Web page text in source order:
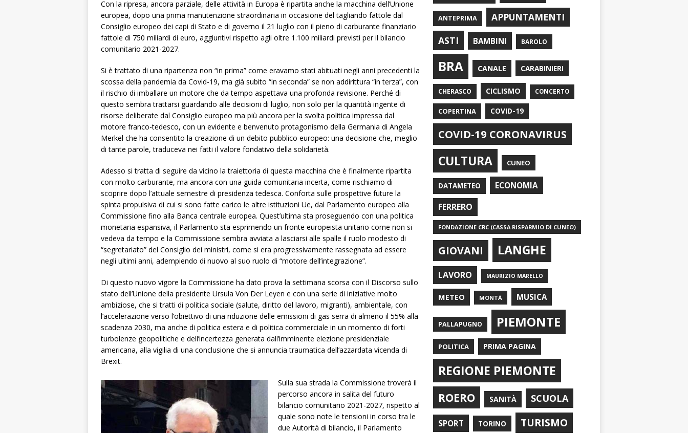
Con la ripresa, ancora parziale, delle attività in Europa è ripartita anche la macchina dell’Unione
europea, dopo una prima manutenzione straordinaria in occasione del tagliando fattole dal
Consiglio europeo dei capi di Stato e di governo il 21 luglio con il pieno di carburante finanziario
fattole di 750 miliardi di euro, aggiuntivi rispetto agli oltre 1.100 miliardi previsti per il bilancio
comunitario 2021-2027.
Si è trattato di una ripartenza non “in prima” come eravamo stati abituati negli anni precedenti la
scossa della pandemia da Covid-19, ma già subito “in seconda” se non addirittura “in terza”, con
il rischio di imballare un motore che da tempo aspettava una profonda revisione. Perché di
questo sembra trattarsi guardando alle decisioni di luglio, non solo per la quantità ingente di
risorse deliberate dal Consiglio europeo ma più ancora per la svolta politica impressa dal
motore franco-tedesco, con un evidente e benvenuto protagonismo della Germania di Angela
Merkel che ha consentito la creazione di un debito pubblico europeo: una decisione che, meglio
di tante parole, traduceva nei fatti il valore fondativo della solidarietà.
Adesso si tratta di seguire da vicino la traiettoria di questa macchina che è finalmente ripartita
con molto carburante, ma ancora con una guida comunitaria incerta, come rischiamo di
scoprire dopo l’attuale semestre di presidenza tedesca. Conforta sulle prospettive future la
spinta propulsiva di cui si sono fatte carico le altre istituzioni Ue, dal Parlamento europeo alla
Commissione fino alla Banca centrale europea. Quest’ultima sta proseguendo con una politica
monetaria espansiva, il Parlamento sta esprimendo un fronte europeista unitario come non si
vedeva da tempo e la Commissione sembra avviata a lasciarsi alle spalle il ruolo modesto di
“segretariato” del Consiglio dei ministri, come si era progressivamente rassegnata ad essere
negli ultimi anni, adempiendo di nuovo al suo ruolo di “motore dell’integrazione”.
Di questo nuovo vigore la Commissione ha dato prova la settimana scorsa con il Discorso sullo
stato dell’Unione della presidente Ursula Von Der Leyen e con una serie di iniziative molto
ambiziose, che si tratti di politica sociale (salute, diritto del lavoro, migranti), ambientale, con
l’accelerazione verso l’obiettivo di una riduzione delle emissioni di gas serra di almeno il 55% alla
scadenza 2030, ma anche di politica estera e di politica commerciale in un momento di forti
turbolenze geopolitiche e dell’incertezza generata dall’imminente elezione presidenziale
americana, alla vigilia di una conclusione che si annuncia traumatica dell’azzardata vicenda di
Brexit.
Sulla sua strada la Commissione troverà il
percorso ancora in salita del futuro
bilancio comunitario 2021-2027, rispetto al
quale sono note le tensioni in corso tra le
due Autorità di bilancio, il Parlamento
ANTEPRIMA
APPUNTAMENTI
ASTI
BAMBINI BAROLO
BRA CANALE CARABINIERI
CHERASCO CICLISMO CONCERTO
COPERTINA COVID-19
COVID-19 CORONAVIRUS
CULTURA CUNEO
DATAMETEO ECONOMIA
FERRERO
FONDAZIONE CRC (CASSA RISPARMIO DI CUNEO)
GIOVANI LANGHE
LAVORO MAURIZIO MARELLO
METEO MONTÀ MUSICA
PALLAPUGNO PIEMONTE
POLITICA PRIMA PAGINA
REGIONE PIEMONTE
ROERO SANITÀ SCUOLA
SPORT TORINO TURISMO